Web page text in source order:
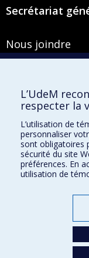
Secrétariat
Nous joindre
Montréal (Québec) H3T
Courriel : secretariat-
Admission
Plan du site
Accessibilité
Accès au portail
Recherche dans le
L’UdeM
respecter la
L’utilisation de
personnaliser
sont obligatoires
sécurité du site
préférences. En
utilisation de